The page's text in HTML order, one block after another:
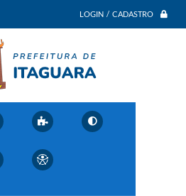
LOGIN / CADASTRO